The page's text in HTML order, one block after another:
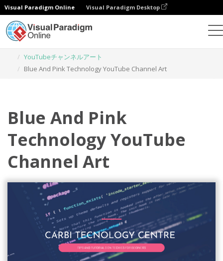
Visual Paradigm Online Visual Paradigm Desktop
YouTubeチャンネルアート
Blue And Pink Technology YouTube Channel Art
Blue And Pink
Technology YouTube
Channel Art